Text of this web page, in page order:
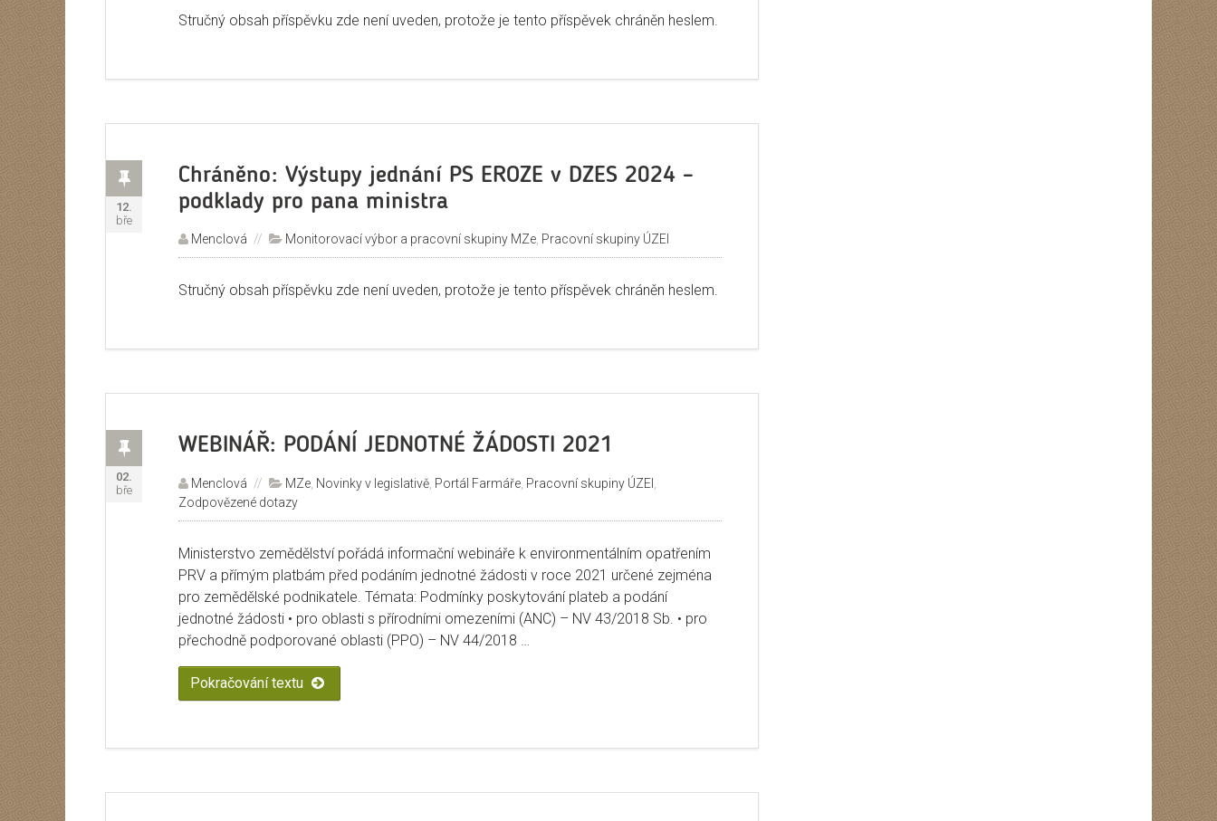
Stručný obsah příspěvku zde není uveden, protože je tento příspěvek chráněn heslem.
Chráněno: Výstupy jednání PS EROZE v DZES 2024 –
podklady pro pana ministra
Příspěvek
Publikováno:
12.
bře
Autor:
Menclová Rubriky:
Monitorovací výbor a pracovní skupiny MZe Pracovní skupiny ÚZEI
Stručný obsah příspěvku zde není uveden, protože je tento příspěvek chráněn heslem.
WEBINÁŘ: PODÁNÍ JEDNOTNÉ ŽÁDOSTI 2021
Příspěvek
Publikováno:
02.
bře
Autor:
Menclová Rubriky:
MZe Novinky v legislativě Portál Farmáře Pracovní skupiny ÚZEI
Zodpovězené dotazy
Ministerstvo zemědělství pořádá informační webináře k environmentálním opatřením
PRV a přímým platbám před podáním jednotné žádosti v roce 2021 určené zejména
pro zemědělské podnikatele. Témata: Podmínky poskytování plateb a podání
jednotné žádosti • pro oblasti s přírodními omezeními (ANC) – NV 43/2018 Sb. • pro
přechodně podporované oblasti (PPO) – NV 44/2018 …
Pokračování textu „WEBINÁŘ: PODÁNÍ JEDNOTNÉ ŽÁDOSTI 2021“